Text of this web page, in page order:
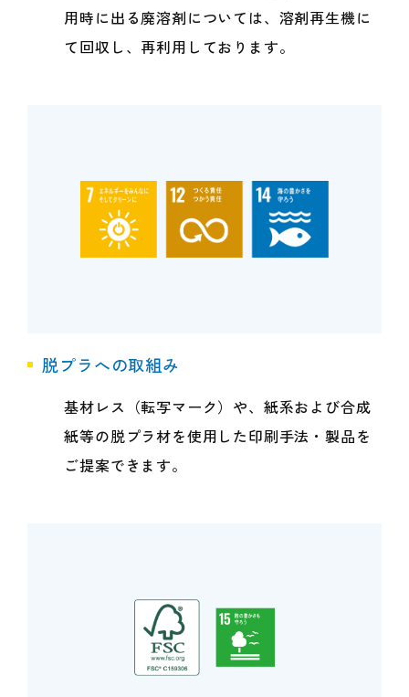
用時に出る廃溶剤については、溶剤再生機に
て回収し、再利用しております。
脱プラへの取組み
基材レス（転写マーク）や、紙系および合成
紙等の脱プラ材を使用した印刷手法・製品を
ご提案できます。